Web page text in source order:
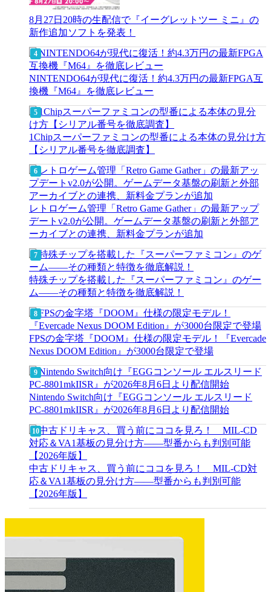
8月27日20時の生配信で『イーグレットツー ミニ』の
新作追加ソフトを発表！
NINTENDO64が現代に復活！約4.3万円の最新FPGA互
換機『M64』を徹底レビュー
1Chipスーパーファミコンの型番による本体の見分け方
【シリアル番号を徹底調査】
レトロゲーム管理「Retro Game Gather」の最新アップ
デートv2.0が公開。ゲームデータ基盤の刷新と外部ア
ーカイブとの連携、新料金プランが追加
特殊チップを搭載した『スーパーファミコン』のゲー
ム――その種類と特徴を徹底解説！
FPSの金字塔『DOOM』仕様の限定モデル！『Evercade
Nexus DOOM Edition』が3000台限定で登場
Nintendo Switch向け『EGGコンソール エルスリード
PC-8801mkIISR』が2026年8月6日より配信開始
中古ドリキャス、買う前にココを見ろ！ MIL-CD対
応＆VA1基板の見分け方——型番からも判別可能
【2026年版】